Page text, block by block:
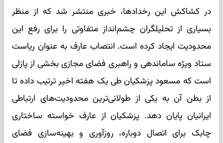
در کشاکش این رخدادها، خبری منتشر شد که از منظر
بسیاری از تحلیلگران چشم‌انداز متفاوتی را برای رفع این
محدودیت ایجاد کرده است. انتصاب عارف به عنوان ریاست
ستاد ویژه ساماندهی و راهبری فضای مجازی بخشی از پازلی
است که مسعود پزشکیان طی یک هفته اخیر ترتیب داده تا
از بطن آن به یکی از طولانی‌ترین محدودیت‌های ارتباطی
ایرانیان پایان دهد. پزشکیان از عارف خواسته ساختاری
چابک برای اتصال دوباره، روزآوری و بهینه‌سازی فضای